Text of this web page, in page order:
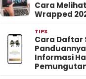
Cara
Wrapped
TIPS
Cara Daftar
Informasi